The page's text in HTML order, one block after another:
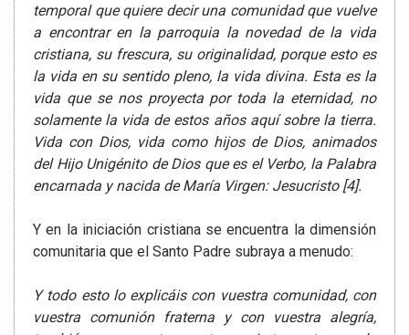
temporal que quiere decir una comunidad que vuelve
a encontrar en la parroquia la novedad de la vida
cristiana, su frescura, su originalidad, porque esto es
la vida en su sentido pleno, la vida divina. Esta es la
vida que se nos proyecta por toda la eternidad, no
solamente la vida de estos años aquí sobre la tierra.
Vida con Dios, vida como hijos de Dios, animados
del Hijo Unigénito de Dios que es el Verbo, la Palabra
encarnada y nacida de María Virgen: Jesucristo [4].
Y en la iniciación cristiana se encuentra la dimensión
comunitaria que el Santo Padre subraya a menudo:
Y todo esto lo explicáis con vuestra comunidad, con
vuestra comunión fraterna y con vuestra alegría,